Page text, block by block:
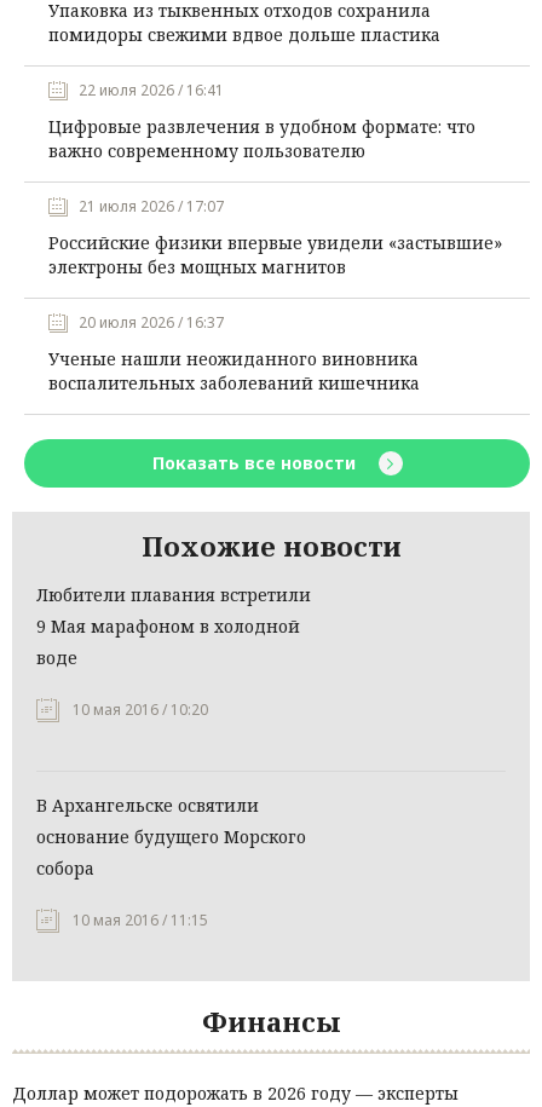
Упаковка из тыквенных отходов сохранила
помидоры свежими вдвое дольше пластика
22 июля 2026 / 16:41
Цифровые развлечения в удобном формате: что
важно современному пользователю
21 июля 2026 / 17:07
Российские физики впервые увидели «застывшие»
электроны без мощных магнитов
20 июля 2026 / 16:37
Ученые нашли неожиданного виновника
воспалительных заболеваний кишечника
Показать все новости
Похожие новости
Любители плавания встретили
9 Мая марафоном в холодной
воде
10 мая 2016 / 10:20
В Архангельске освятили
основание будущего Морского
собора
10 мая 2016 / 11:15
Финансы
Доллар может подорожать в 2026 году — эксперты